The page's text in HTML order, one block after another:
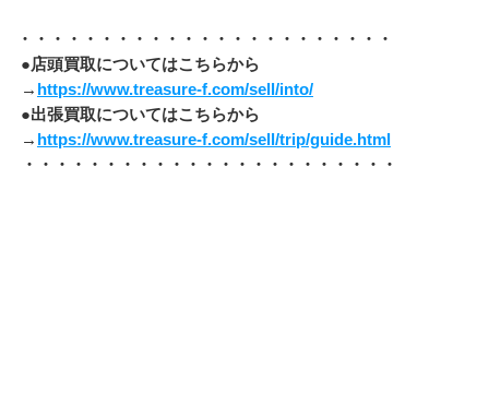
・・・・・・・・・・・・・・・・・・・・・・・
●店頭買取についてはこちらから
→ https://www.treasure-f.com/sell/into/
●出張買取についてはこちらから
→ https://www.treasure-f.com/sell/trip/guide.html
・・・・・・・・・・・・・・・・・・・・・・・